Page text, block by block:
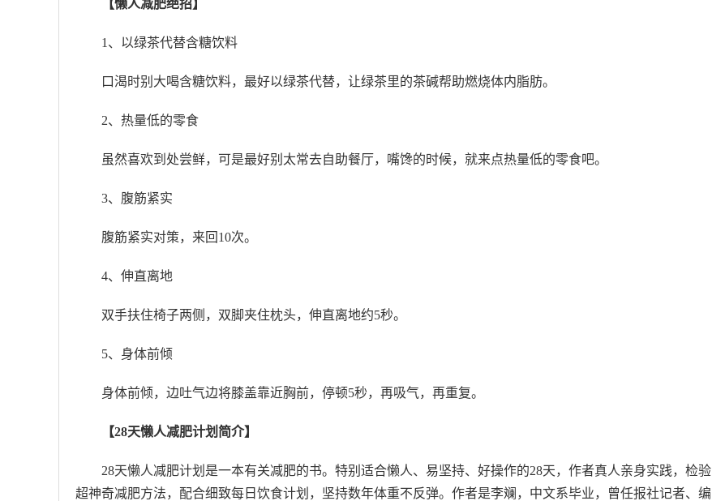
【懒人减肥绝招】
1、以绿茶代替含糖饮料
口渴时别大喝含糖饮料，最好以绿茶代替，让绿茶里的茶碱帮助燃烧体内脂肪。
2、热量低的零食
虽然喜欢到处尝鲜，可是最好别太常去自助餐厅，嘴馋的时候，就来点热量低的零食吧。
3、腹筋紧实
腹筋紧实对策，来回10次。
4、伸直离地
双手扶住椅子两侧，双脚夹住枕头，伸直离地约5秒。
5、身体前倾
身体前倾，边吐气边将膝盖靠近胸前，停顿5秒，再吸气，再重复。
【28天懒人减肥计划简介】
28天懒人减肥计划是一本有关减肥的书。特别适合懒人、易坚持、好操作的28天，作者真人亲身实践，检验
超神奇减肥方法，配合细致每日饮食计划，坚持数年体重不反弹。作者是李斓，中文系毕业，曾任报社记者、编